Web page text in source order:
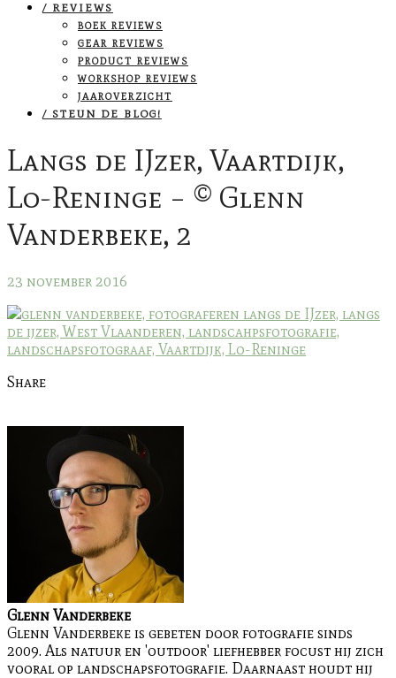
/ REVIEWS
BOEK REVIEWS
GEAR REVIEWS
PRODUCT REVIEWS
WORKSHOP REVIEWS
JAAROVERZICHT
/ STEUN DE BLOG!
Langs de IJzer, Vaartdijk,
Lo-Reninge – © Glenn
Vanderbeke, 2
23 november 2016
Share
Glenn Vanderbeke
Glenn Vanderbeke is gebeten door fotografie sinds
2009. Als natuur en 'outdoor' liefhebber focust hij zich
vooral op landschapsfotografie. Daarnaast houdt hij